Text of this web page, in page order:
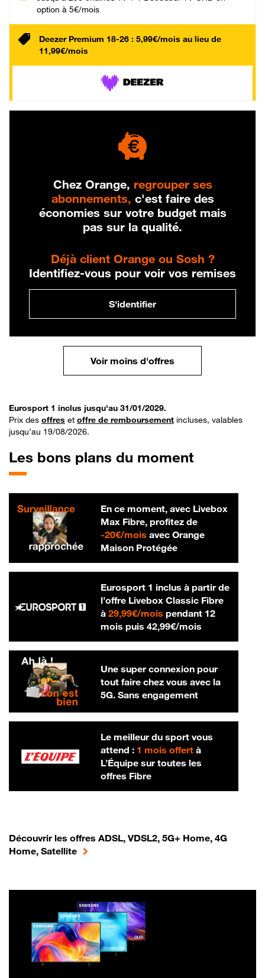
option à 5€/mois
Deezer Premium 18-26 : 5,99€/mois au lieu de
11,99€/mois
Chez Orange, regrouper ses
abonnements, c'est faire des
économies sur votre budget mais
pas sur la qualité.
Déjà client Orange ou Sosh ?
Identifiez-vous pour voir vos remises
S'identifier
Voir moins d'offres
Eurosport 1 inclus jusqu'au 31/01/2029.
Prix des offres et offre de remboursement incluses, valables
jusqu’au 19/08/2026.
Les bons plans du moment
En ce moment, avec Livebox
Max Fibre, profitez de
-20€/mois20 € par mois
avec Orange
Maison Protégée
Eurosport 1 inclus à partir de
l’offre Livebox Classic Fibre
à 29,99€/mois29,99 € par mois
pendant 12
mois puis 42,99€/mois42,99 € par
Une super connexion pour
tout faire chez vous avec la
5G. Sans engagement
Le meilleur du sport vous
attend : 1 mois offertà
L’Équipe sur toutes les
offres Fibre
Découvrir les offres ADSL, VDSL2, 5G+ Home, 4G
Home, Satellite